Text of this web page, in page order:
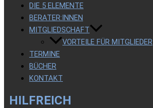
DIE 5 ELEMENTE
BERATER:INNEN
MITGLIEDSCHAFT
VORTEILE FÜR MITGLIEDER
TERMINE
BÜCHER
KONTAKT
HILFREICH